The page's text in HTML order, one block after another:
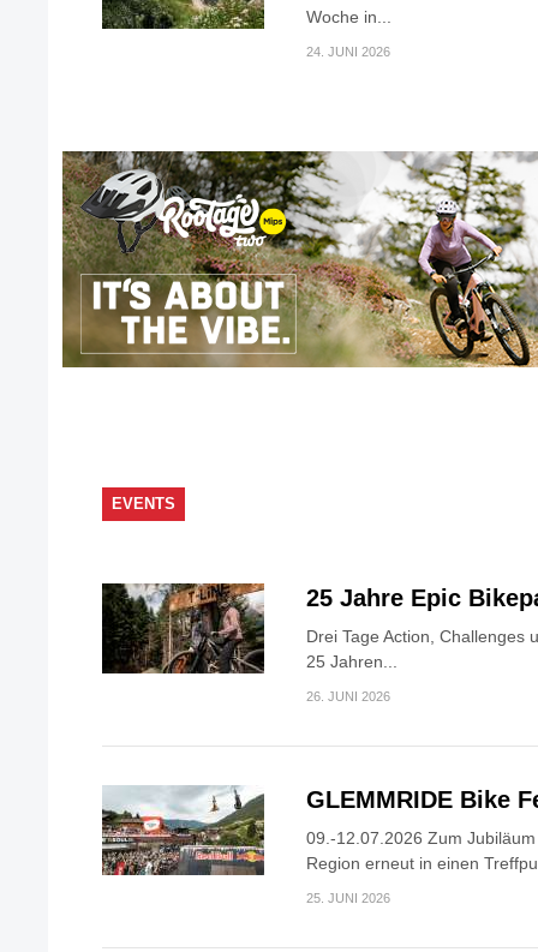
Woche in...
24. JUNI 2026
EVENTS
25 Jahre Epic
Drei Tage Action, Challenges
25 Jahren...
26. JUNI 2026
GLEMMRIDE Bike
09.-12.07.2026 Zum
Region erneut in einen
25. JUNI 2026